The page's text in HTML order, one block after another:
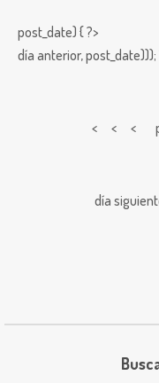
post_date) { ?>
día anterior,post_date)));
< < <
día